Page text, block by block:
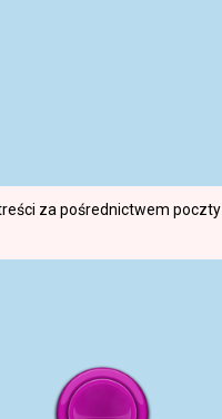
za pośrednictwem